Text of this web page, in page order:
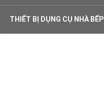
THIẾT BỊ DỤNG CỤ NHÀ BẾP